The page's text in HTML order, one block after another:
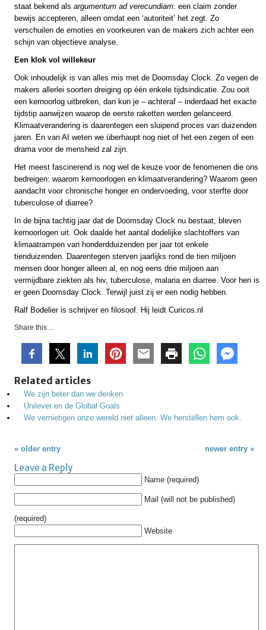
staat bekend als argumentum ad verecundiam: een claim zonder
bewijs accepteren, alleen omdat een ‘autoriteit’ het zegt. Zo
verschuilen de emoties en voorkeuren van de makers zich achter een
schijn van objectieve analyse.
Een klok vol willekeur
Ook inhoudelijk is van alles mis met de Doomsday Clock. Zo vegen de
makers allerlei soorten dreiging op één enkele tijdsindicatie. Zou ooit
een kernoorlog uitbreken, dan kun je – achteraf – inderdaad het exacte
tijdstip aanwijzen waarop de eerste raketten werden gelanceerd.
Klimaatverandering is daarentegen een sluipend proces van duizenden
jaren. En van AI weten we überhaupt nog niet of het een zegen of een
drama voor de mensheid zal zijn.
Het meest fascinerend is nog wel de keuze voor de fenomenen die ons
bedreigen: waarom kernoorlogen en klimaatverandering? Waarom geen
aandacht voor chronische honger en ondervoeding, voor sterfte door
tuberculose of diarree?
In de bijna tachtig jaar dat de Doomsday Clock nu bestaat, bleven
kernoorlogen uit. Ook daalde het aantal dodelijke slachtoffers van
klimaatrampen van honderdduizenden per jaar tot enkele
tienduizenden. Daarentegen sterven jaarlijks rond de tien miljoen
mensen door honger alleen al, en nog eens drie miljoen aan
vermijdbare ziekten als hiv, tuberculose, malaria en diarree. Voor hen is
er geen Doomsday Clock. Terwijl juist zij er een nodig hebben.
Ralf Bodelier is schrijver en filosoof. Hij leidt Curicos.nl
Share this…
Related articles
We zijn beter dan we denken
Unilever en de Global Goals
We vernietigen onze wereld niet alleen. We herstéllen hem ook.
« older entry newer entry »
Leave a Reply
Name (required)
Mail (will not be published)
(required)
Website